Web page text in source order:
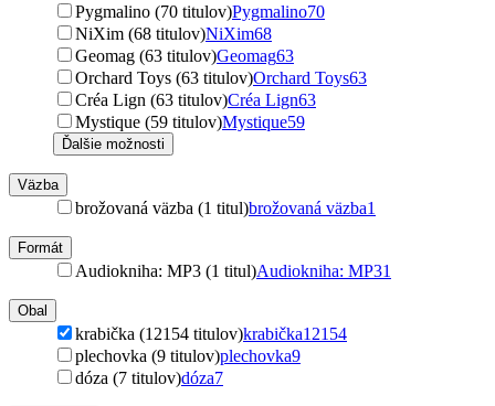
Pygmalino (70 titulov)Pygmalino70
NiXim (68 titulov)NiXim68
Geomag (63 titulov)Geomag63
Orchard Toys (63 titulov)Orchard Toys63
Créa Lign (63 titulov)Créa Lign63
Mystique (59 titulov)Mystique59
Ďalšie možnosti
Väzba
brožovaná väzba (1 titul)brožovaná väzba1
Formát
Audiokniha: MP3 (1 titul)Audiokniha: MP31
Obal
krabička (12154 titulov)krabička12154
plechovka (9 titulov)plechovka9
dóza (7 titulov)dóza7